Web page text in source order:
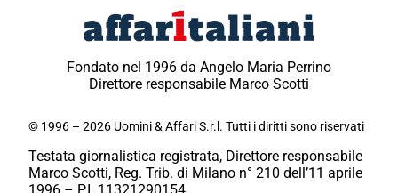
Fondato nel 1996 da Angelo Maria Perrino
Direttore responsabile Marco Scotti
© 1996 – 2026 Uomini & Affari S.r.l. Tutti i diritti sono riservati
Testata giornalistica registrata, Direttore responsabile
Marco Scotti, Reg. Trib. di Milano n° 210 dell’11 aprile